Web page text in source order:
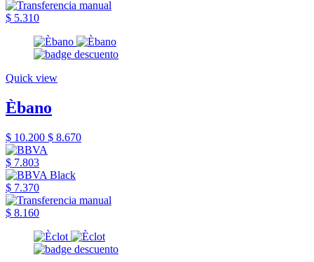
$ 5.310
Quick view
Èbano
$ 10.200 $ 8.670
$ 7.803
$ 7.370
$ 8.160